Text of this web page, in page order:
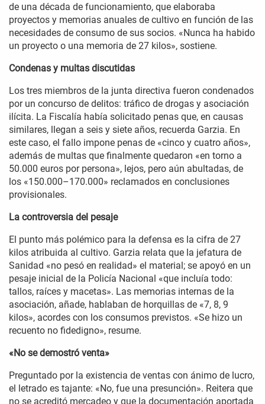
de una década de funcionamiento, que elaboraba
proyectos y memorias anuales de cultivo en función de las
necesidades de consumo de sus socios. «Nunca ha habido
un proyecto o una memoria de 27 kilos», sostiene.
Condenas y multas discutidas
Los tres miembros de la junta directiva fueron condenados
por un concurso de delitos: tráfico de drogas y asociación
ilícita. La Fiscalía había solicitado penas que, en causas
similares, llegan a seis y siete años, recuerda Garzia. En
este caso, el fallo impone penas de «cinco y cuatro años»,
además de multas que finalmente quedaron «en torno a
50.000 euros por persona», lejos, pero aún abultadas, de
los «150.000–170.000» reclamados en conclusiones
provisionales.
La controversia del pesaje
El punto más polémico para la defensa es la cifra de 27
kilos atribuida al cultivo. Garzia relata que la jefatura de
Sanidad «no pesó en realidad» el material; se apoyó en un
pesaje inicial de la Policía Nacional «que incluía todo:
tallos, raíces y macetas». Las memorias internas de la
asociación, añade, hablaban de horquillas de «7, 8, 9
kilos», acordes con los consumos previstos. «Se hizo un
recuento no fidedigno», resume.
«No se demostró venta»
Preguntado por la existencia de ventas con ánimo de lucro,
el letrado es tajante: «No, fue una presunción». Reitera que
no se acreditó mercadeo y que la documentación aportada